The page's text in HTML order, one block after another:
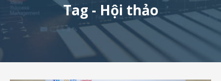
Tag - Hội thảo